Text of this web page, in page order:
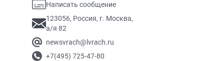
Написать сообщение
123056, Россия, г. Москва,
а/я 82
newsvrach@lvrach.ru
+7(495) 725-47-80